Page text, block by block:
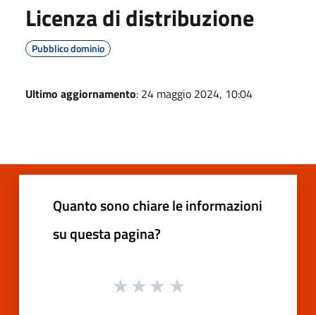
Licenza di distribuzione
Pubblico dominio
Ultimo aggiornamento: 24 maggio 2024, 10:04
Quanto sono chiare le informazioni
su questa pagina?